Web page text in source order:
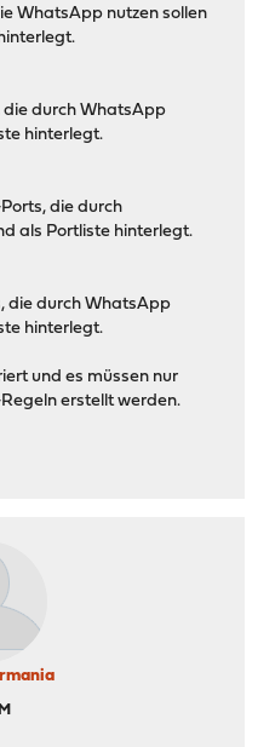
WhatsApp nutzen sollen
die durch WhatsApp
hinterlegt.
die durch
als Portliste hinterlegt.
die durch WhatsApp
hinterlegt.
und es müssen nur
erstellt werden.